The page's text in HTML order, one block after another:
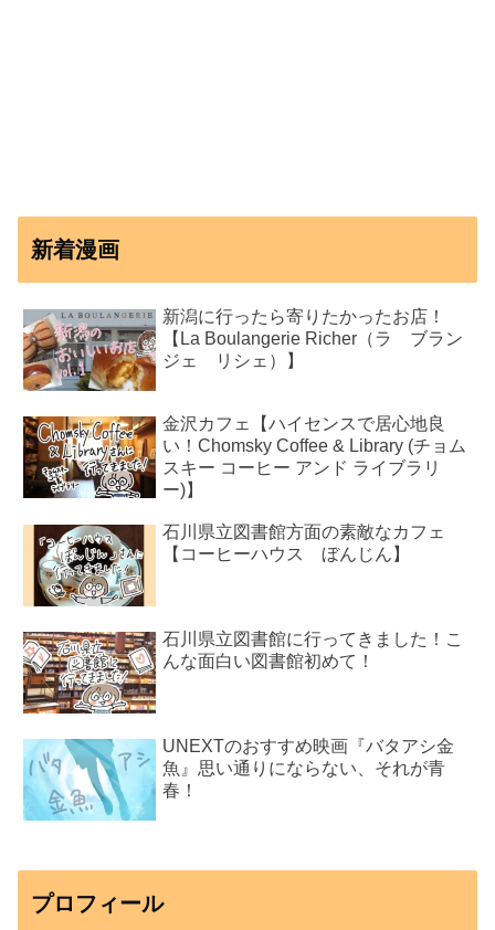
新着漫画
新潟に行ったら寄りたかったお店！
【La Boulangerie Richer（ラ ブラン
ジェ リシェ）】
金沢カフェ【ハイセンスで居心地良
い！Chomsky Coffee & Library (チョム
スキー コーヒー アンド ライブラリ
ー)】
石川県立図書館方面の素敵なカフェ
【コーヒーハウス ぼんじん】
石川県立図書館に行ってきました！こ
んな面白い図書館初めて！
UNEXTのおすすめ映画『バタアシ金
魚』思い通りにならない、それが青
春！
プロフィール